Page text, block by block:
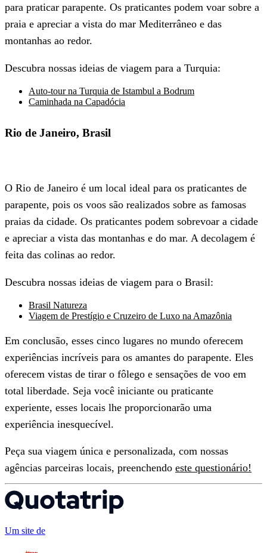
para praticar parapente. Os praticantes podem voar sobre a
praia e apreciar a vista do mar Mediterrâneo e das
montanhas ao redor.
Descubra nossas ideias de viagem para a Turquia:
Auto-tour na Turquia de Istambul a Bodrum
Caminhada na Capadócia
Rio de Janeiro, Brasil
O Rio de Janeiro é um local ideal para os praticantes de
parapente, pois os voos são realizados sobre as famosas
praias da cidade. Os praticantes podem sobrevoar a cidade
e apreciar a vista das montanhas e do mar. A decolagem é
feita das colinas ao redor.
Descubra nossas ideias de viagem para o Brasil:
Brasil Natureza
Viagem de Prestígio e Cruzeiro de Luxo na Amazônia
Em conclusão, esses cinco lugares no mundo oferecem
experiências incríveis para os amantes do parapente. Eles
oferecem vistas de tirar o fôlego e sensações de voo em
total liberdade. Seja você iniciante ou praticante
experiente, esses locais lhe proporcionarão uma
experiência inesquecível.
Peça sua viagem única e personalizada, com nossas
agências parceiras locais, preenchendo este questionário!
Um site de